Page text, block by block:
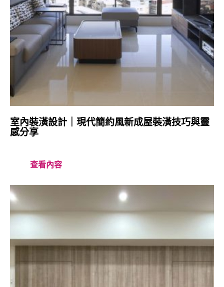
室內裝潢設計｜現代簡約風新成屋裝潢技巧與靈
感分享
查看內容